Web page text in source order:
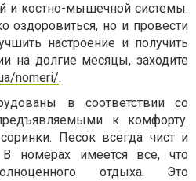
и костно-мышечной системы.
оздоровиться, но и провести
настроение и получить
на долгие месяцы, заходите
nomeri/.
в соответствии со
к комфорту.
Песок всегда чист и
В номерах имеется все, что
отдыха. Это